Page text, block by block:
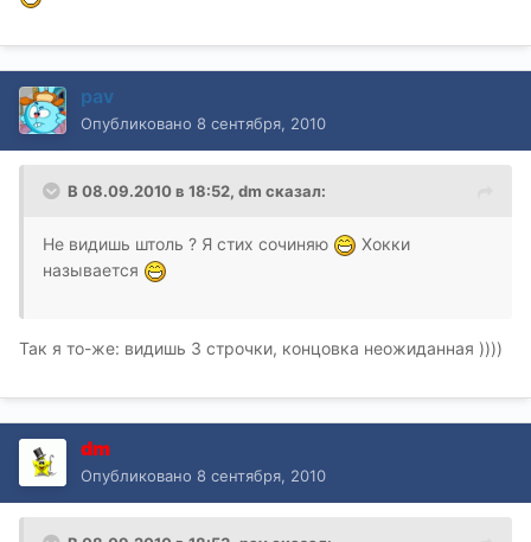
pav
Опубликовано 8 сентября, 2010
В 08.09.2010 в 18:52, dm сказал:
Не видишь штоль ? Я стих сочиняю
Хокки
называется
Так я то-же: видишь 3 строчки, концовка неожиданная ))))
dm
Опубликовано 8 сентября, 2010